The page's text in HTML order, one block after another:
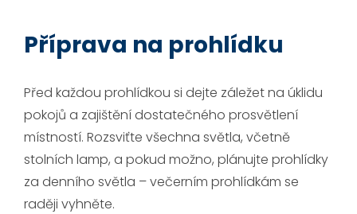
Příprava na prohlídku
Před každou prohlídkou si dejte záležet na úklidu
pokojů a zajištění dostatečného prosvětlení
místností. Rozsviťte všechna světla, včetně
stolních lamp, a pokud možno, plánujte prohlídky
za denního světla – večerním prohlídkám se
raději vyhněte.